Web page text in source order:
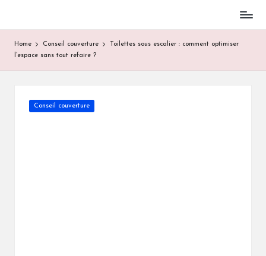
content
Home Conseil couverture
Toilettes sous escalier : comment optimiser
l’espace sans tout refaire ?
Posted
Conseil couverture